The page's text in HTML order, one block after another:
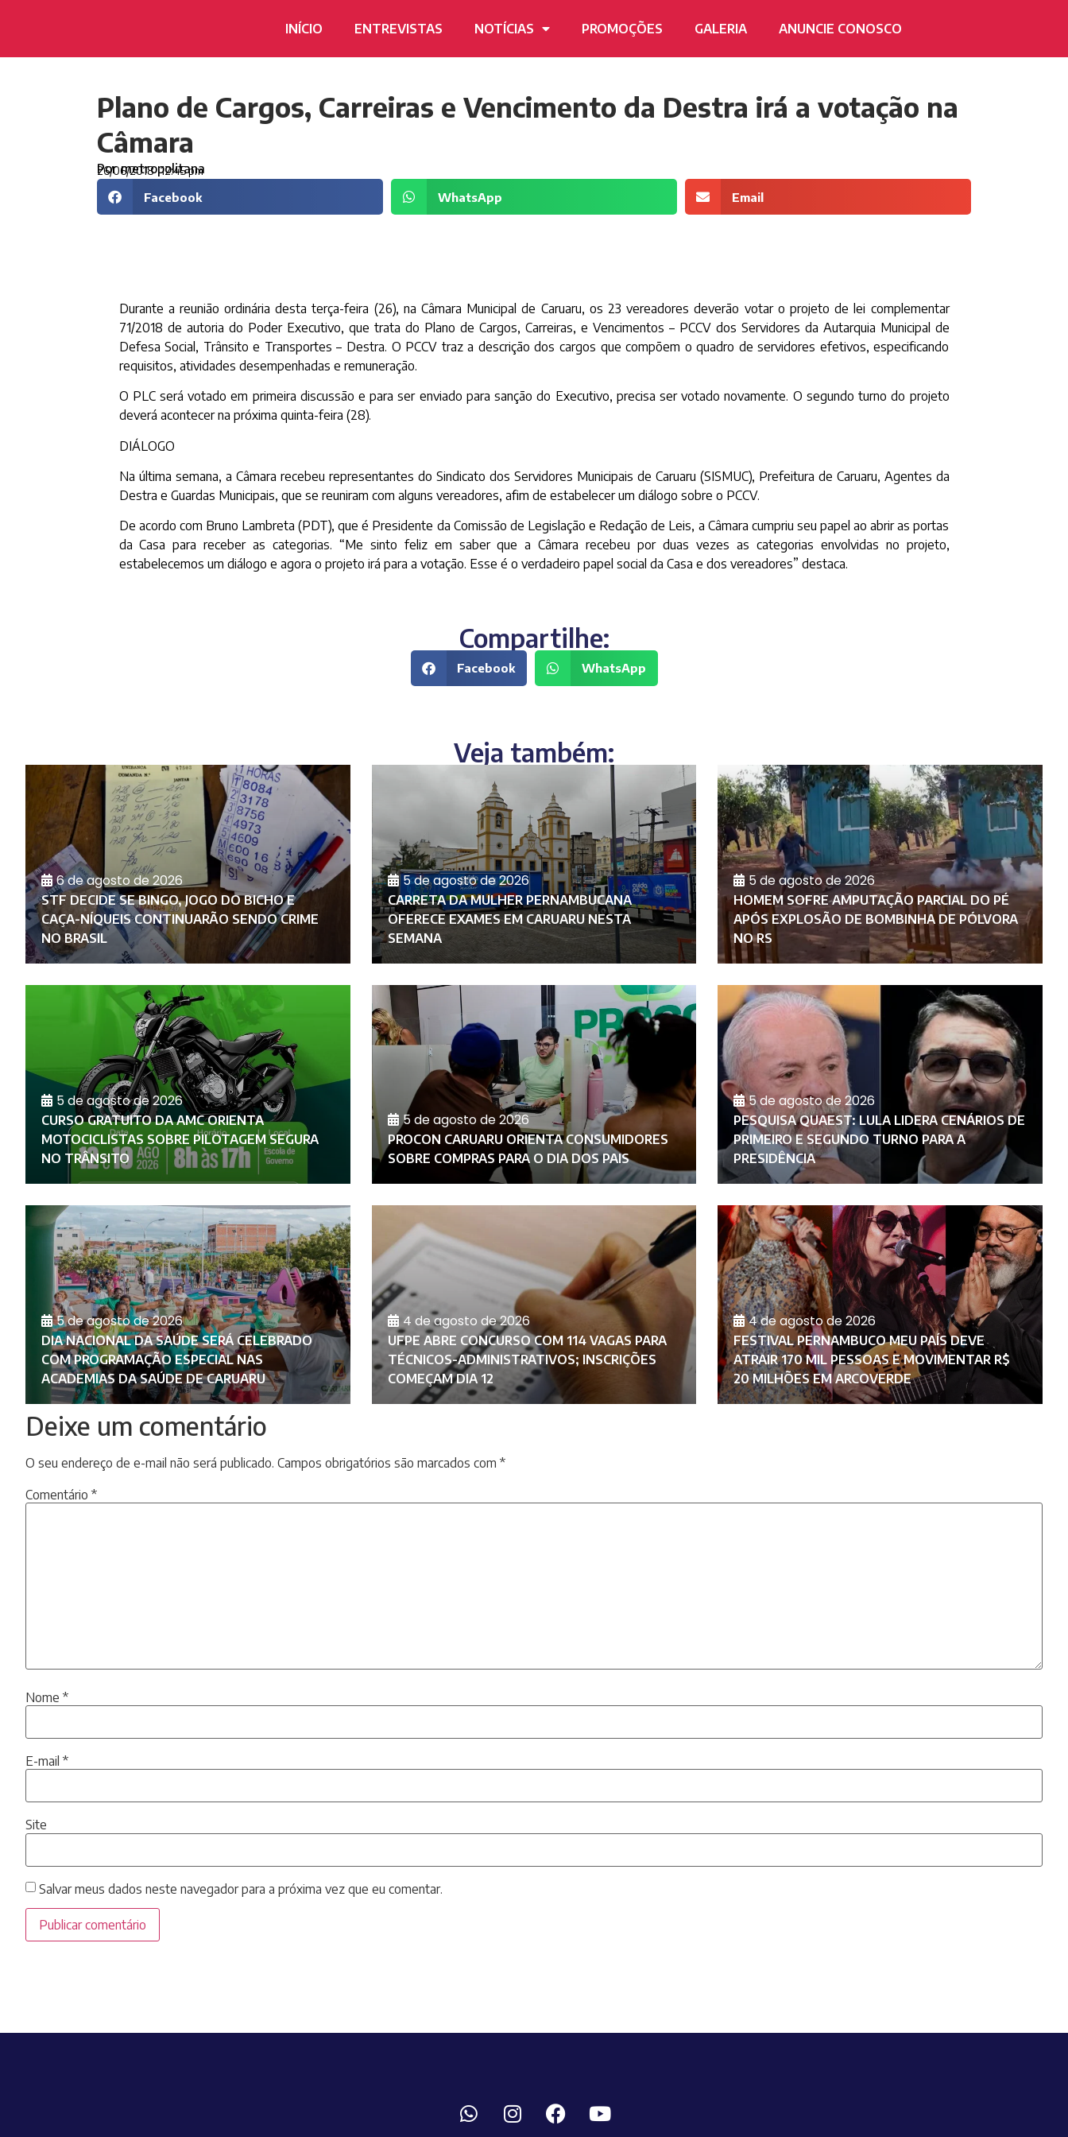
INÍCIO ENTREVISTAS NOTÍCIAS PROMOÇÕES GALERIA ANUNCIE CONOSCO
Plano de Cargos, Carreiras e Vencimento da Destra irá a votação na
Câmara
Pormetropolitana
26/06/2018 12:45 pm
Facebook WhatsApp Email
Durante a reunião ordinária desta terça-feira (26), na Câmara Municipal de Caruaru, os 23 vereadores deverão votar o projeto de lei complementar
71/2018 de autoria do Poder Executivo, que trata do Plano de Cargos, Carreiras, e Vencimentos – PCCV dos Servidores da Autarquia Municipal de
Defesa Social, Trânsito e Transportes – Destra. O PCCV traz a descrição dos cargos que compõem o quadro de servidores efetivos, especificando
requisitos, atividades desempenhadas e remuneração.
O PLC será votado em primeira discussão e para ser enviado para sanção do Executivo, precisa ser votado novamente. O segundo turno do projeto
deverá acontecer na próxima quinta-feira (28).
DIÁLOGO
Na última semana, a Câmara recebeu representantes do Sindicato dos Servidores Municipais de Caruaru (SISMUC), Prefeitura de Caruaru, Agentes da
Destra e Guardas Municipais, que se reuniram com alguns vereadores, afim de estabelecer um diálogo sobre o PCCV.
De acordo com Bruno Lambreta (PDT), que é Presidente da Comissão de Legislação e Redação de Leis, a Câmara cumpriu seu papel ao abrir as portas
da Casa para receber as categorias. “Me sinto feliz em saber que a Câmara recebeu por duas vezes as categorias envolvidas no projeto,
estabelecemos um diálogo e agora o projeto irá para a votação. Esse é o verdadeiro papel social da Casa e dos vereadores” destaca.
Compartilhe:
Facebook WhatsApp
Veja também:
6 de agosto de 2026
STF DECIDE SE BINGO, JOGO DO BICHO E
CAÇA-NÍQUEIS CONTINUARÃO SENDO CRIME
NO BRASIL
5 de agosto de 2026
CARRETA DA MULHER PERNAMBUCANA
OFERECE EXAMES EM CARUARU NESTA
SEMANA
5 de agosto de 2026
HOMEM SOFRE AMPUTAÇÃO PARCIAL DO PÉ
APÓS EXPLOSÃO DE BOMBINHA DE PÓLVORA
NO RS
5 de agosto de 2026
CURSO GRATUITO DA AMC ORIENTA
MOTOCICLISTAS SOBRE PILOTAGEM SEGURA
NO TRÂNSITO
5 de agosto de 2026
PROCON CARUARU ORIENTA CONSUMIDORES
SOBRE COMPRAS PARA O DIA DOS PAIS
5 de agosto de 2026
PESQUISA QUAEST: LULA LIDERA CENÁRIOS DE
PRIMEIRO E SEGUNDO TURNO PARA A
PRESIDÊNCIA
5 de agosto de 2026
DIA NACIONAL DA SAÚDE SERÁ CELEBRADO
COM PROGRAMAÇÃO ESPECIAL NAS
ACADEMIAS DA SAÚDE DE CARUARU
4 de agosto de 2026
UFPE ABRE CONCURSO COM 114 VAGAS PARA
TÉCNICOS-ADMINISTRATIVOS; INSCRIÇÕES
COMEÇAM DIA 12
4 de agosto de 2026
FESTIVAL PERNAMBUCO MEU PAÍS DEVE
ATRAIR 170 MIL PESSOAS E MOVIMENTAR R$
20 MILHÕES EM ARCOVERDE
Deixe um comentário
O seu endereço de e-mail não será publicado. Campos obrigatórios são marcados com *
Comentário *
Nome *
E-mail *
Site
Salvar meus dados neste navegador para a próxima vez que eu comentar.